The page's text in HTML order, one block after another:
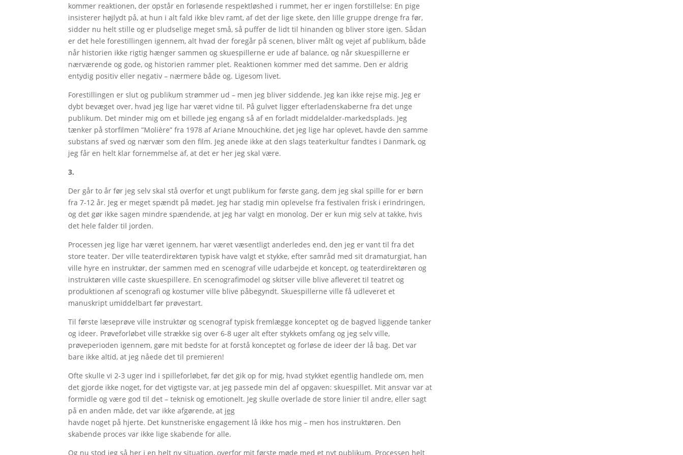
kommer reaktionen, der opstår en forløsende respektløshed i rummet, her er ingen forstillelse: En pige
insisterer højlydt på, at hun i alt fald ikke blev ramt, af det der lige skete, den lille gruppe drenge fra før,
sidder nu helt stille og er pludselige meget små, så puffer de lidt til hinanden og bliver store igen. Sådan
er det hele forestillingen igennem, alt hvad der foregår på scenen, bliver målt og vejet af publikum, både
når historien ikke rigtig hænger sammen og skuespillerne er ude af balance, og når skuespillerne er
nærværende og gode, og historien rammer plet. Reaktionen kommer med det samme. Den er aldrig
entydig positiv eller negativ – nærmere både og. Ligesom livet.
Forestillingen er slut og publikum strømmer ud – men jeg bliver siddende. Jeg kan ikke rejse mig. Jeg er
dybt bevæget over, hvad jeg lige har været vidne til. På gulvet ligger efterladenskaberne fra det unge
publikum. Det minder mig om et billede jeg engang så af en forladt middelalder-markedsplads. Jeg
tænker på storfilmen ”Molière” fra 1978 af Ariane Mnouchkine, det jeg lige har oplevet, havde den samme
substans af sved og nærvær som den film. Jeg anede ikke at den slags teaterkultur fandtes i Danmark, og
jeg får en helt klar fornemmelse af, at det er her jeg skal være.
3.
Der går to år før jeg selv skal stå overfor et ungt publikum for første gang, dem jeg skal spille for er børn
fra 7-12 år. Jeg er meget spændt på mødet. Jeg har stadig min oplevelse fra festivalen frisk i erindringen,
og det gør ikke sagen mindre spændende, at jeg har valgt en monolog. Der er kun mig selv at takke, hvis
det hele falder til jorden.
Processen jeg lige har været igennem, har været væsentligt anderledes end, den jeg er vant til fra det
store teater. Der ville teaterdirektøren typisk have valgt et stykke, efter samråd med sit dramaturgiat, han
ville hyre en instruktør, der sammen med en scenograf ville udarbejde et koncept, og teaterdirektøren og
instruktøren ville caste skuespillere. En scenografimodel og skitser ville blive afleveret til teatret og
produktionen af scenografi og kostumer ville blive påbegyndt. Skuespillerne ville få udleveret et
manuskript umiddelbart før prøvestart.
Til første læseprøve ville instruktør og scenograf typisk fremlægge konceptet og de bagved liggende tanker
og ideer. Prøveforløbet ville strække sig over 6-8 uger alt efter stykkets omfang og jeg selv ville,
prøveperioden igennem, gøre mit bedste for at forstå konceptet og forløse de ideer der lå bag. Det var
bare ikke altid, at jeg nåede det til premieren!
Ofte skulle vi 2-3 uger ind i spilleforløbet, før det gik op for mig, hvad stykket egentlig handlede om, men
det gjorde ikke noget, for det vigtigste var, at jeg passede min del af opgaven: skuespillet. Mit ansvar var at
formidle og være god til det – teknisk og emotionelt. Jeg skulle overlade de store linier til andre, eller sagt
på en anden måde, det var ikke afgørende, at jeg
havde noget på hjerte. Det kunstneriske engagement lå ikke hos mig – men hos instruktøren. Den
skabende proces var ikke lige skabende for alle.
Og nu stod jeg så her i en helt ny situation, overfor mit første møde med et nyt publikum. Processen helt